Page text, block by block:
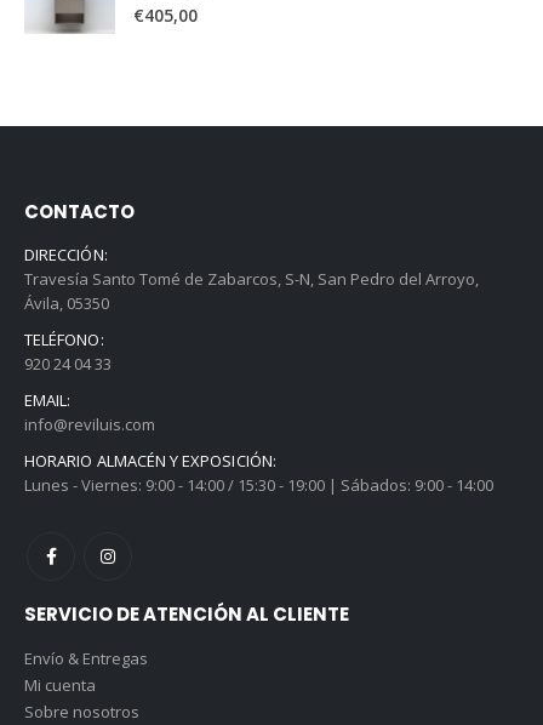
0 out of 5
€405,00
CONTACTO
DIRECCIÓN:
Travesía Santo Tomé de Zabarcos, S-N, San Pedro del Arroyo,
Ávila, 05350
TELÉFONO:
920 24 04 33
EMAIL:
info@reviluis.com
HORARIO ALMACÉN Y EXPOSICIÓN:
Lunes - Viernes: 9:00 - 14:00 / 15:30 - 19:00 | Sábados: 9:00 - 14:00
SERVICIO DE ATENCIÓN AL CLIENTE
Envío & Entregas
Mi cuenta
Sobre nosotros